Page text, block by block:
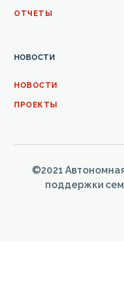
ОТЧЕТЫ
НОВОСТИ
НОВОСТИ
ПРОЕКТЫ
©2021
поддержки